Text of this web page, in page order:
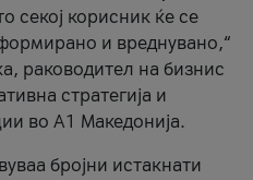
секој корисник ќе се
и вреднувано,“
раководител на бизнис
стратегија и
во А1 Македонија.
бројни истакнати